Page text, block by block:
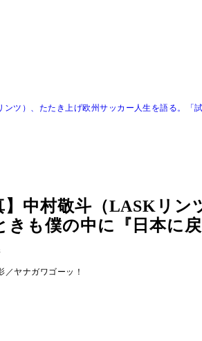
ツ）、たたき上げ欧州サッカー人生を語る。「
】中村敬斗（LASKリ
きも僕の中に『日本に
ヤナガワゴーッ！